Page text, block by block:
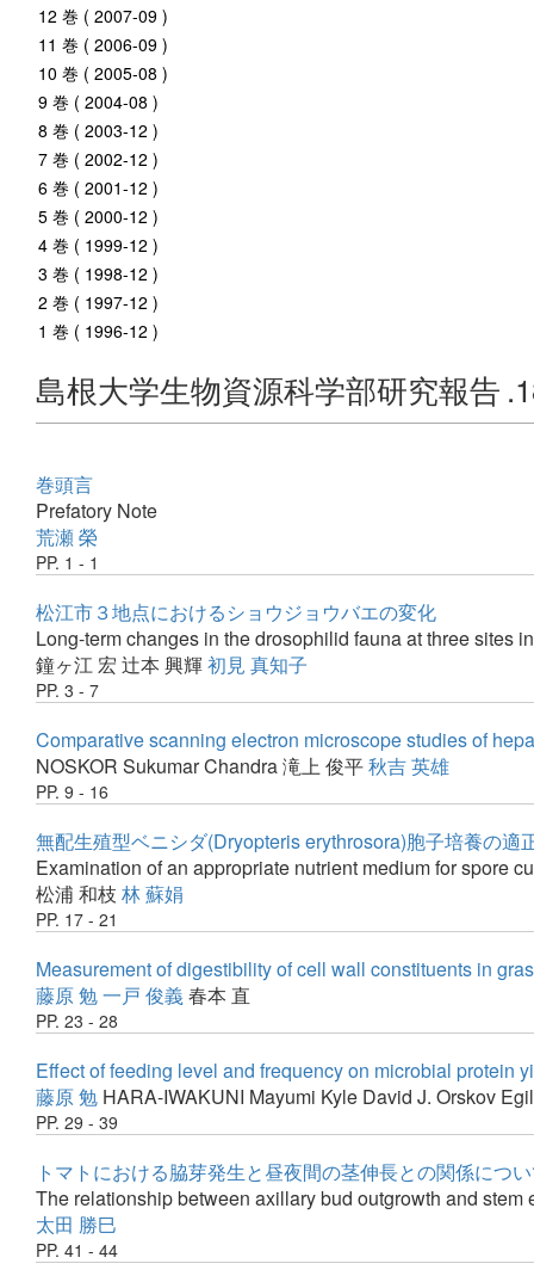
12 巻 ( 2007-09 )
11 巻 ( 2006-09 )
10 巻 ( 2005-08 )
9 巻 ( 2004-08 )
8 巻 ( 2003-12 )
7 巻 ( 2002-12 )
6 巻 ( 2001-12 )
5 巻 ( 2000-12 )
4 巻 ( 1999-12 )
3 巻 ( 1998-12 )
2 巻 ( 1997-12 )
1 巻 ( 1996-12 )
島根大学生物資源科学部研究報告
巻頭言
Prefatory Note
荒瀬 榮
PP. 1 - 1
松江市３地点におけるショウジョウバエの変化
Long-term changes in the drosophilid fauna at three sites
鐘ヶ江 宏 辻本 興輝初見 真知子
PP. 3 - 7
Comparative scanning electron microscope studies of
NOSKOR Sukumar Chandra滝上 俊平秋吉 英雄
PP. 9 - 16
無配生殖型ベニシダ(Dryopteris erythrosora)胞子培養の適
Examination of an appropriate nutrient medium for spore
松浦 和枝 林 蘇娟
PP. 17 - 21
Measurement of digestibility of cell wall constituents in
藤原 勉一戸 俊義春本 直
PP. 23 - 28
Effect of feeding level and frequency on microbial protein
藤原 勉 HARA-IWAKUNI Mayumi Kyle David J. Orskov
PP. 29 - 39
トマトにおける脇芽発生と昼夜間の茎伸長との関係につ
The relationship between axillary bud outgrowth and
太田 勝巳
PP. 41 - 44